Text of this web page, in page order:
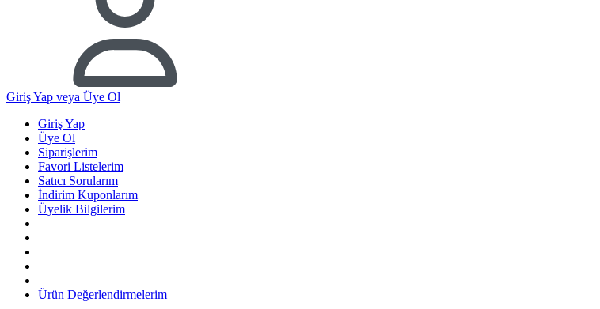
Giriş Yap veya Üye Ol
Giriş Yap
Üye Ol
Siparişlerim
Favori Listelerim
Satıcı Sorularım
İndirim Kuponlarım
Üyelik Bilgilerim
Ürün Değerlendirmelerim